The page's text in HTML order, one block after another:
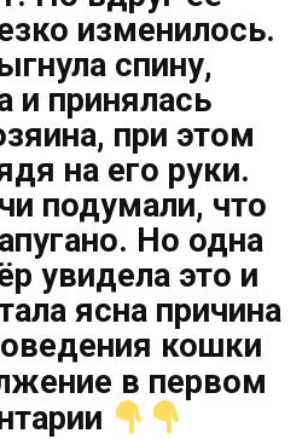
изменилось.
спину,
и принялась
при этом
на его руки.
подумали, что
Но одна
увидела это и
ясна причина
кошки
в первом